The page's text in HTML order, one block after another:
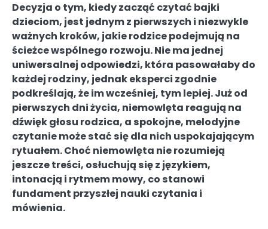
Decyzja o tym, kiedy zacząć czytać bajki
dzieciom, jest jednym z pierwszych i niezwykle
ważnych kroków, jakie rodzice podejmują na
ścieżce wspólnego rozwoju. Nie ma jednej
uniwersalnej odpowiedzi, która pasowałaby do
każdej rodziny, jednak eksperci zgodnie
podkreślają, że im wcześniej, tym lepiej. Już od
pierwszych dni życia, niemowlęta reagują na
dźwięk głosu rodzica, a spokojne, melodyjne
czytanie może stać się dla nich uspokajającym
rytuałem. Choć niemowlęta nie rozumieją
jeszcze treści, osłuchują się z językiem,
intonacją i rytmem mowy, co stanowi
fundament przyszłej nauki czytania i
mówienia.